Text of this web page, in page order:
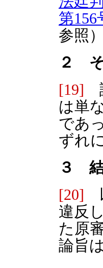
第156
参照）
２ そ
[19]
は単
であ
ずれ
３
[20]
違反
た原
論旨